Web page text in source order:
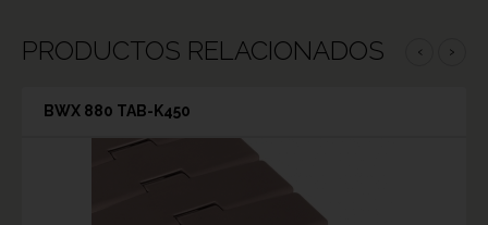
PRODUCTOS RELACIONADOS ‹ ›
BWX 880 TAB-K450